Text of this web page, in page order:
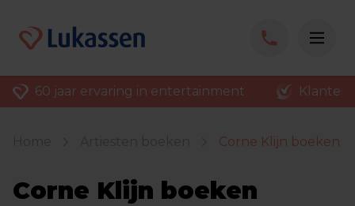
60 jaar ervaring in entertainment
Corne Klijn boeken
Corne Klijn boeken